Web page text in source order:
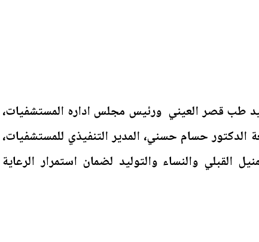
طب قصر العيني ورئيس مجلس اداره المستشفيات،
الدكتور حسام حسني، المدير التنفيذي للمستشفيات،
القبلي والنساء والتوليد لضمان استمرار الرعاية